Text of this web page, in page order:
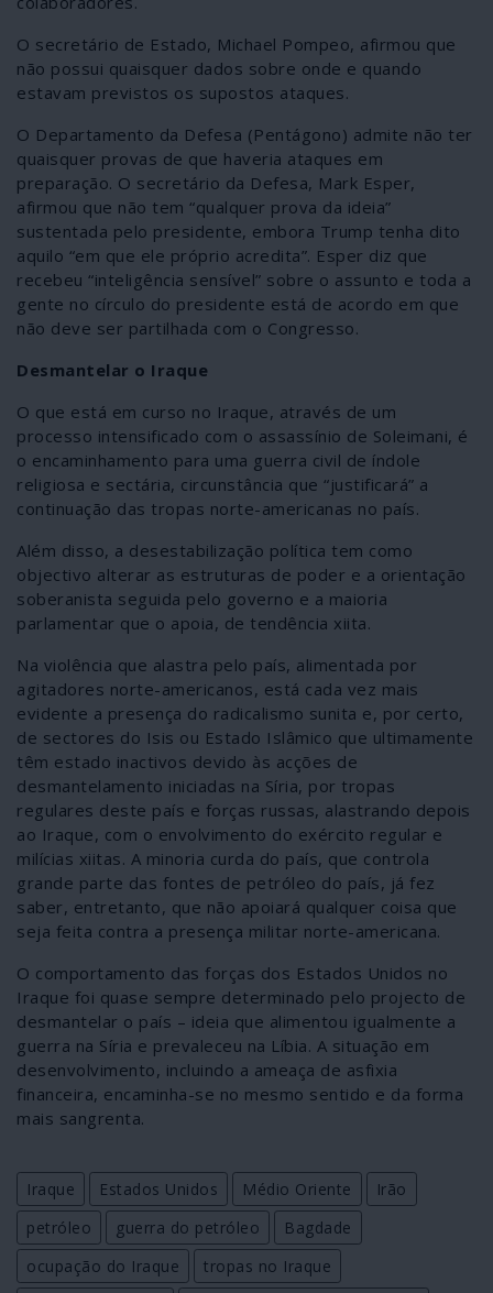
O secretário de Estado, Michael Pompeo, afirmou que
não possui quaisquer dados sobre onde e quando
estavam previstos os supostos ataques.
O Departamento da Defesa (Pentágono) admite não ter
quaisquer provas de que haveria ataques em
preparação. O secretário da Defesa, Mark Esper,
afirmou que não tem “qualquer prova da ideia”
sustentada pelo presidente, embora Trump tenha dito
aquilo “em que ele próprio acredita”. Esper diz que
recebeu “inteligência sensível” sobre o assunto e toda a
gente no círculo do presidente está de acordo em que
não deve ser partilhada com o Congresso.
Desmantelar o Iraque
O que está em curso no Iraque, através de um
processo intensificado com o assassínio de Soleimani, é
o encaminhamento para uma guerra civil de índole
religiosa e sectária, circunstância que “justificará” a
continuação das tropas norte-americanas no país.
Além disso, a desestabilização política tem como
objectivo alterar as estruturas de poder e a orientação
soberanista seguida pelo governo e a maioria
parlamentar que o apoia, de tendência xiita.
Na violência que alastra pelo país, alimentada por
agitadores norte-americanos, está cada vez mais
evidente a presença do radicalismo sunita e, por certo,
de sectores do Isis ou Estado Islâmico que ultimamente
têm estado inactivos devido às acções de
desmantelamento iniciadas na Síria, por tropas
regulares deste país e forças russas, alastrando depois
ao Iraque, com o envolvimento do exército regular e
milícias xiitas. A minoria curda do país, que controla
grande parte das fontes de petróleo do país, já fez
saber, entretanto, que não apoiará qualquer coisa que
seja feita contra a presença militar norte-americana.
O comportamento das forças dos Estados Unidos no
Iraque foi quase sempre determinado pelo projecto de
desmantelar o país – ideia que alimentou igualmente a
guerra na Síria e prevaleceu na Líbia. A situação em
desenvolvimento, incluindo a ameaça de asfixia
financeira, encaminha-se no mesmo sentido e da forma
mais sangrenta.
Iraque Estados Unidos Médio Oriente
Irão
petróleo
guerra do petróleo
Bagdade
ocupação do Iraque
tropas no Iraque